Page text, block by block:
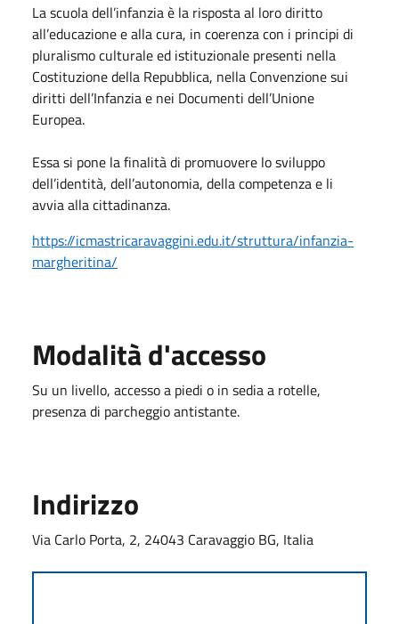
La scuola dell’infanzia è la risposta al loro diritto
all’educazione e alla cura, in coerenza con i principi di
pluralismo culturale ed istituzionale presenti nella
Costituzione della Repubblica, nella Convenzione sui
diritti dell’Infanzia e nei Documenti dell’Unione
Europea.
Essa si pone la finalità di promuovere lo sviluppo
dell’identità, dell’autonomia, della competenza e li
avvia alla cittadinanza.
https://icmastricaravaggini.edu.it/struttura/infanzia-
margheritina/
Modalità d'accesso
Su un livello, accesso a piedi o in sedia a rotelle,
presenza di parcheggio antistante.
Indirizzo
Via Carlo Porta, 2, 24043 Caravaggio BG, Italia